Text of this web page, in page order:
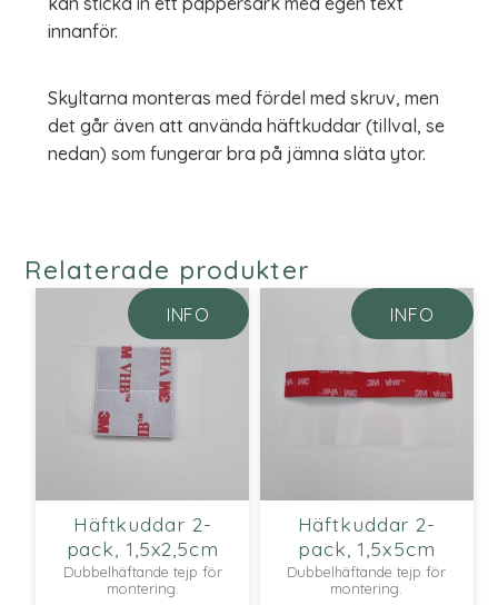
innanför.
Skyltarna monteras med fördel med skruv, men
det går även att använda häftkuddar (tillval, se
nedan) som fungerar bra på jämna släta ytor.
Relaterade produkter
Häftkuddar 2-
pack, 1,5x2,5cm
Dubbelhäftande tejp för
montering.
INFO
Häftkuddar 2-
pack, 1,5x5cm
Dubbelhäftande tejp för
montering.
INFO